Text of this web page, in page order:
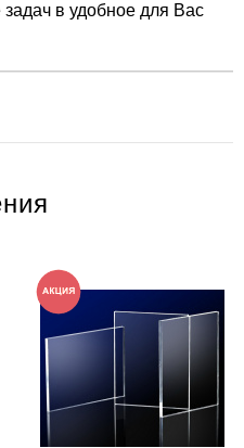
в удобное для Вас